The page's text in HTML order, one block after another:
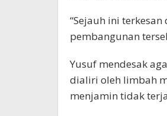
“Sejauh ini
pembangunan
Yusuf mendesak
dialiri oleh limbah
menjamin tidak